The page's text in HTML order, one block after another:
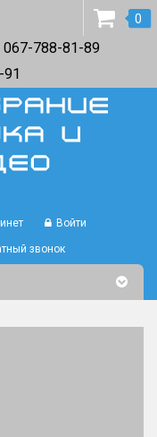
067-788-81-89
Войти
звонок
0